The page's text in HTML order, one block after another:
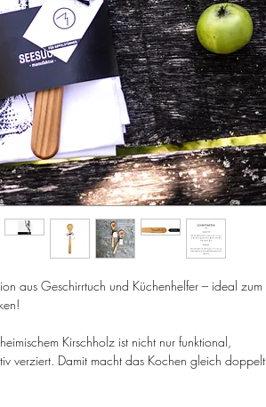
aus Geschirrtuch und Küchenhelfer – ideal zum
Kirschholz ist nicht nur funktional,
verziert. Damit macht das Kochen gleich doppelt